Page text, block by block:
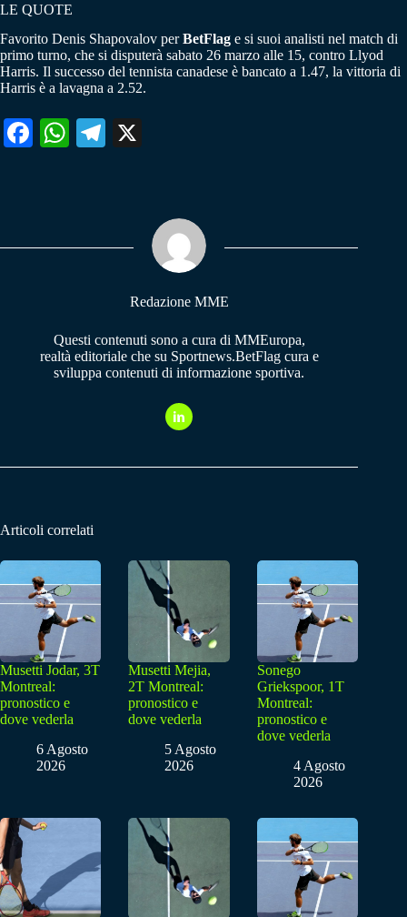
LE QUOTE
Favorito Denis Shapovalov perBetFlag e si suoi analisti nel match di
primo turno, che si disputerà sabato 26 marzo alle 15, contro Llyod
Harris. Il successo del tennista canadese è bancato a 1.47, la vittoria di
Harris è a lavagna a 2.52.
Fa W
pp
Te
m
Redazione MME
Questi contenuti sono a cura di MMEuropa,
realtà editoriale che su Sportnews.BetFlag cura e
sviluppa contenuti di informazione sportiva.
Articoli correlati
Musetti Jodar, 3T
Montreal:
pronostico e
dove vederla
6 Agosto
2026
Musetti Mejia,
2T Montreal:
pronostico e
dove vederla
5 Agosto
2026
Sonego
Griekspoor, 1T
Montreal:
pronostico e
dove vederla
4 Agosto
2026